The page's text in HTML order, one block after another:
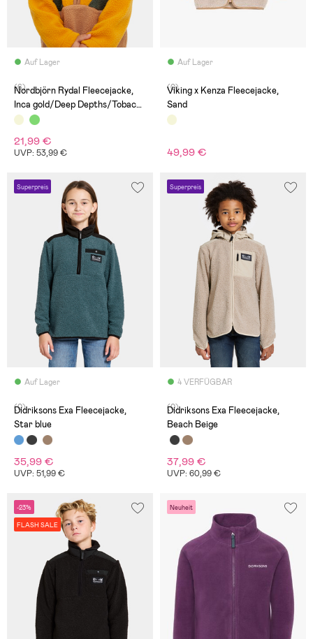
Auf Lager
(6)
Nordbjörn Rydal Fleecejacke,
Inca gold/Deep Depths/Tobacco
brown
21,99 €
UVP: 53,99 €
Auf Lager
(0)
Viking x Kenza Fleecejacke,
Sand
49,99 €
Superpreis
Auf Lager
(0)
Didriksons Exa Fleecejacke,
Star blue
35,99 €
UVP: 51,99 €
Superpreis
4 VERFÜGBAR
(0)
Didriksons Exa Fleecejacke,
Beach Beige
37,99 €
UVP: 60,99 €
-23%
FLASH SALE
Neuheit